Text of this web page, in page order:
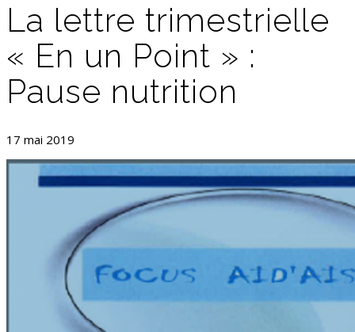
La lettre trimestrielle
« En un Point » :
Pause nutrition
17 mai 2019